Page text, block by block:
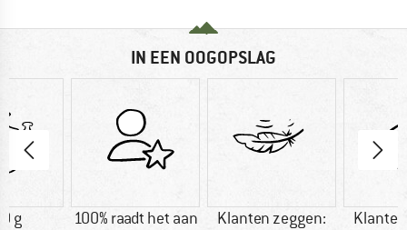
IN EEN OOGOPSLAG
g 100% raadt het aan
Klanten zeggen: